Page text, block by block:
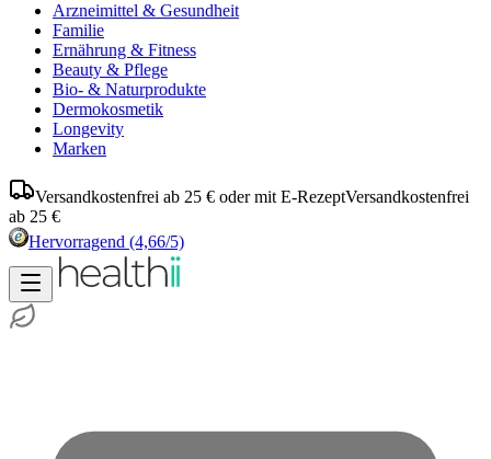
Arzneimittel & Gesundheit
Familie
Ernährung & Fitness
Beauty & Pflege
Bio- & Naturprodukte
Dermokosmetik
Longevity
Marken
Versandkostenfrei ab 25 € oder mit E-RezeptVersandkostenfrei
ab 25 €
Hervorragend (4,66/5)